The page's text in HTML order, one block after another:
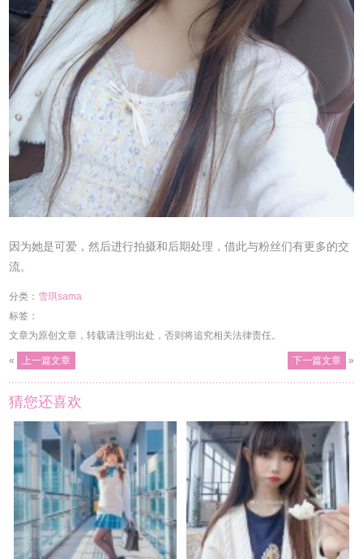
因为她是可爱，然后进行拍摄和后期处理，借此与粉丝们有更多的交
流。
分类： 雪琪sama
标签：
文章为原创文章，转载请注明出处，否则将追究相关法律责任。
« 上一篇文章 下一篇文章 »
猜您还喜欢